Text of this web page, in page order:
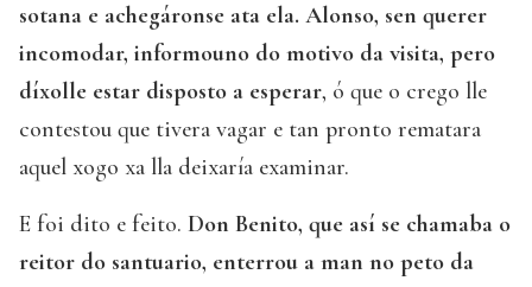
sotana e achegáronse ata ela. Alonso, sen querer
incomodar, informouno do motivo da visita, pero
díxolle estar disposto a esperar, ó que o crego lle
contestou que tivera vagar e tan pronto rematara
aquel xogo xa lla deixaría examinar.
E foi dito e feito. Don Benito, que así se chamaba o
reitor do santuario, enterrou a man no peto da